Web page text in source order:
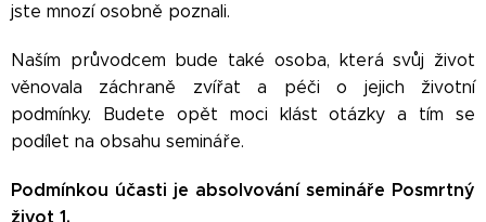
jste mnozí osobně poznali.
Naším průvodcem bude také osoba, která svůj život
věnovala záchraně zvířat a péči o jejich životní
podmínky. Budete opět moci klást otázky a tím se
podílet na obsahu semináře.
Podmínkou účasti je absolvování semináře Posmrtný
život 1.